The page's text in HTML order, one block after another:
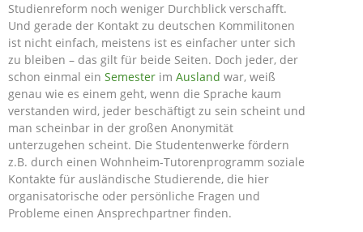
Studienreform noch weniger Durchblick verschafft.
Und gerade der Kontakt zu deutschen Kommilitonen
ist nicht einfach, meistens ist es einfacher unter sich
zu bleiben – das gilt für beide Seiten. Doch jeder, der
schon einmal ein Semester im Ausland war, weiß
genau wie es einem geht, wenn die Sprache kaum
verstanden wird, jeder beschäftigt zu sein scheint und
man scheinbar in der großen Anonymität
unterzugehen scheint. Die Studentenwerke fördern
z.B. durch einen Wohnheim-Tutorenprogramm soziale
Kontakte für ausländische Studierende, die hier
organisatorische oder persönliche Fragen und
Probleme einen Ansprechpartner finden.